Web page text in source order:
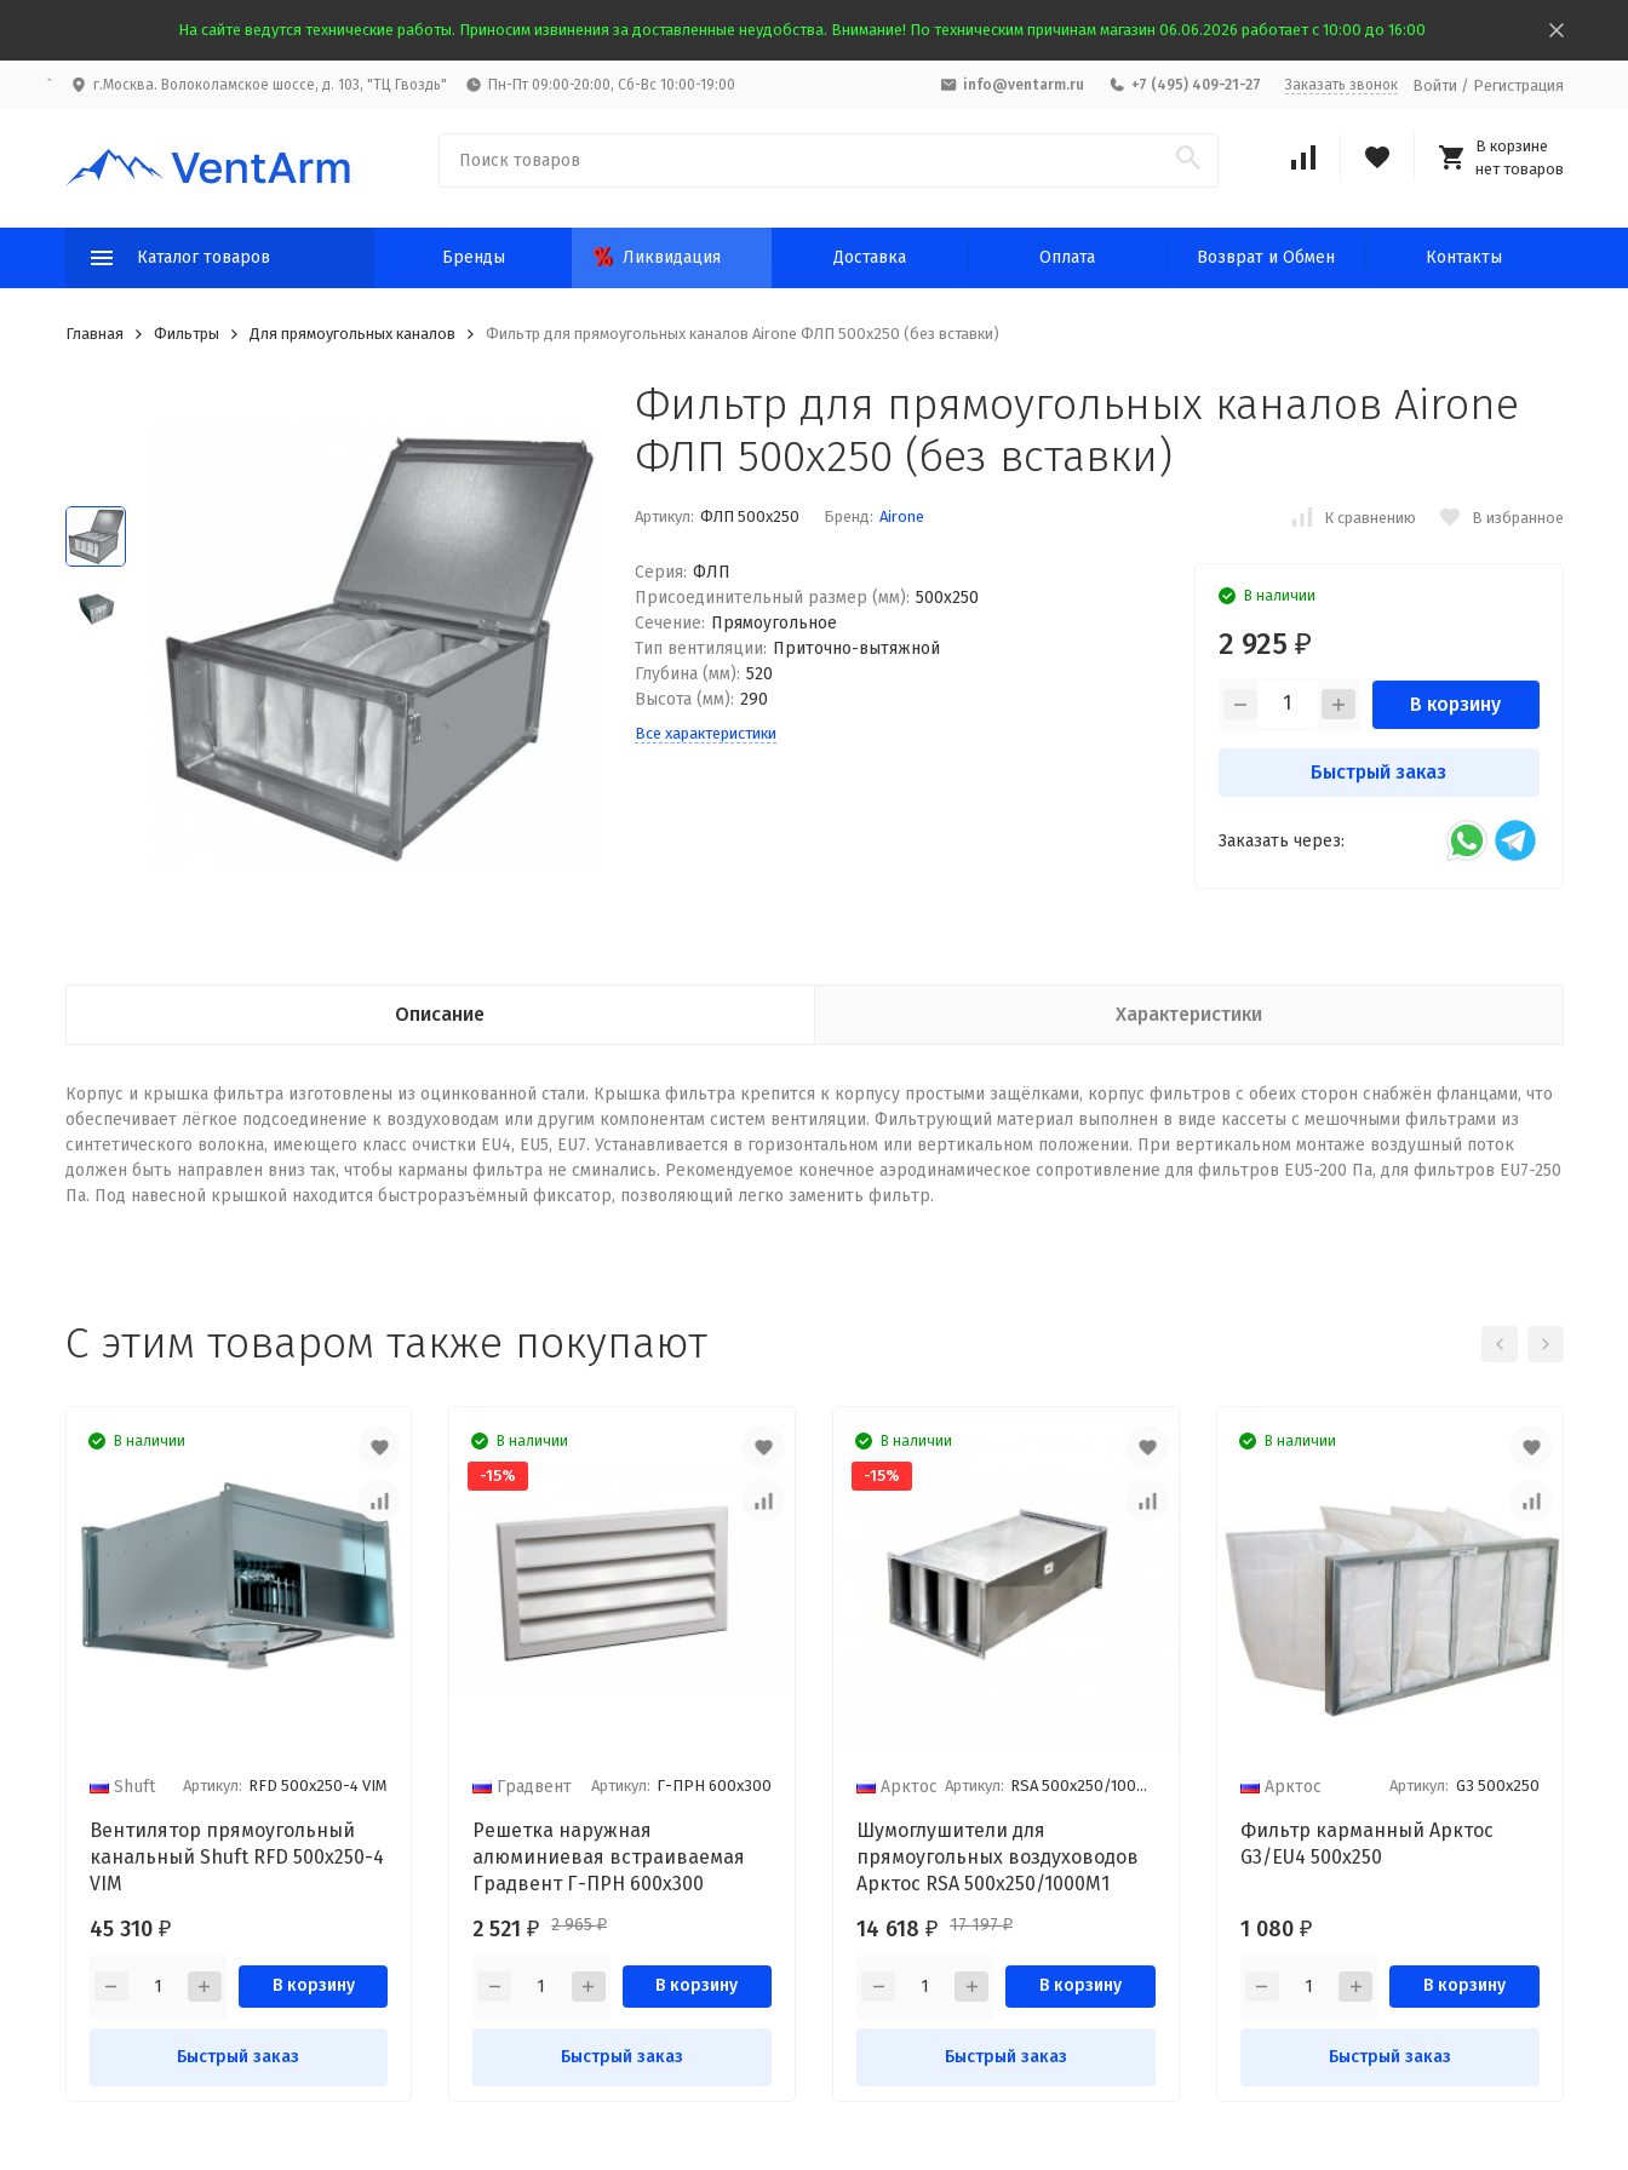
На сайте ведутся технические работы. Приносим извинения за доставленные неудобства. Внимание! По техническим причинам магазин 06.06.2026 работает с 10:00 до 16:00
` г.Москва. Волоколамское шоссе, д. 103, "ТЦ Гвоздь" Пн-Пт 09:00-20:00, Сб-Вс 10:00-19:00 info@ventarm.ru +7 (495) 409-21-27 Заказать звонок Войти / Регистрация
В корзине
нет товаров
Каталог товаров Бренды Ликвидация Доставка Оплата Возврат и Обмен Контакты
Главная Фильтры Для прямоугольных каналов Фильтр для прямоугольных каналов Airone ФЛП 500х250 (без вставки)
Фильтр для прямоугольных каналов Airone
ФЛП 500х250 (без вставки)
Артикул: ФЛП 500х250 Бренд: Airone К сравнению В избранное
Серия: ФЛП
Присоединительный размер (мм): 500x250
Сечение: Прямоугольное
Тип вентиляции: Приточно-вытяжной
Глубина (мм): 520
Высота (мм): 290
Все характеристики
В наличии
2 925 ₽
В корзину
Быстрый заказ
Заказать через:
Описание Характеристики
Корпус и крышка фильтра изготовлены из оцинкованной стали. Крышка фильтра крепится к корпусу простыми защёлками, корпус фильтров с обеих сторон снабжён фланцами, что
обеспечивает лёгкое подсоединение к воздуховодам или другим компонентам систем вентиляции. Фильтрующий материал выполнен в виде кассеты с мешочными фильтрами из
синтетического волокна, имеющего класс очистки EU4, EU5, EU7. Устанавливается в горизонтальном или вертикальном положении. При вертикальном монтаже воздушный поток
должен быть направлен вниз так, чтобы карманы фильтра не сминались. Рекомендуемое конечное аэродинамическое сопротивление для фильтров EU5-200 Па, для фильтров EU7-250
Па. Под навесной крышкой находится быстроразъёмный фиксатор, позволяющий легко заменить фильтр.
C этим товаром также покупают
В наличии
Shuft Артикул: RFD 500х250-4 VIM
Вентилятор прямоугольный
канальный Shuft RFD 500х250-4
VIM
45 310 ₽
В корзину
Быстрый заказ
-15%
В наличии
Градвент Артикул: Г-ПРН 600x300
Решетка наружная
алюминиевая встраиваемая
Градвент Г-ПРН 600x300
2 521₽ 2 965₽
В корзину
Быстрый заказ
-15%
В наличии
Арктос Артикул: RSA 500x250/1000M1
Шумоглушители для
прямоугольных воздуховодов
Арктос RSA 500x250/1000M1
14 618 ₽ 17 197₽
В корзину
Быстрый заказ
В наличии
Арктос Артикул: G3 500x250
Фильтр карманный Арктос
G3/EU4 500x250
1 080 ₽
В корзину
Быстрый заказ